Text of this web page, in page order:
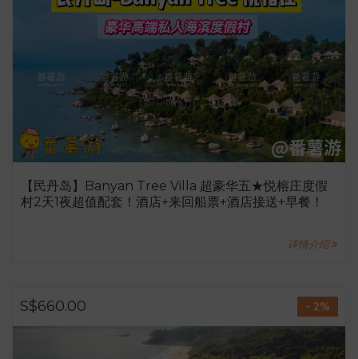
【民丹岛】Banyan Tree Villa 超豪华五★悦榕庄度假
村2天1夜超值配套！酒店+来回船票+酒店接送+早餐！
详情介绍
S$660.00 - 2%